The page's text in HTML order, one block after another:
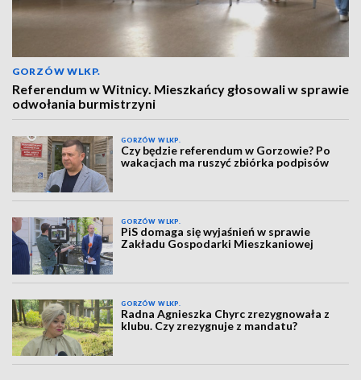
GORZÓW WLKP.
Referendum w Witnicy. Mieszkańcy głosowali w sprawie
odwołania burmistrzyni
GORZÓW WLKP.
Czy będzie referendum w Gorzowie? Po
wakacjach ma ruszyć zbiórka podpisów
GORZÓW WLKP.
PiS domaga się wyjaśnień w sprawie
Zakładu Gospodarki Mieszkaniowej
GORZÓW WLKP.
Radna Agnieszka Chyrc zrezygnowała z
klubu. Czy zrezygnuje z mandatu?